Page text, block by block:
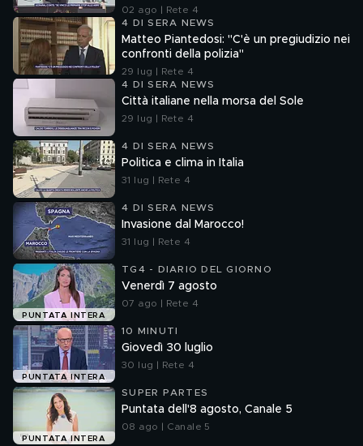
02 ago | Rete 4
4 DI SERA NEWS
Matteo Piantedosi: "C'è un pregiudizio nei
confronti della polizia"
29 lug | Rete 4
4 DI SERA NEWS
Città italiane nella morsa del Sole
29 lug | Rete 4
4 DI SERA NEWS
Politica e clima in Italia
31 lug | Rete 4
4 DI SERA NEWS
Invasione dal Marocco!
31 lug | Rete 4
PUNTATA INTERA
TG4 - DIARIO DEL GIORNO
Venerdì 7 agosto
07 ago | Rete 4
PUNTATA INTERA
10 MINUTI
Giovedì 30 luglio
30 lug | Rete 4
PUNTATA INTERA
SUPER PARTES
Puntata dell'8 agosto, Canale 5
08 ago | Canale 5